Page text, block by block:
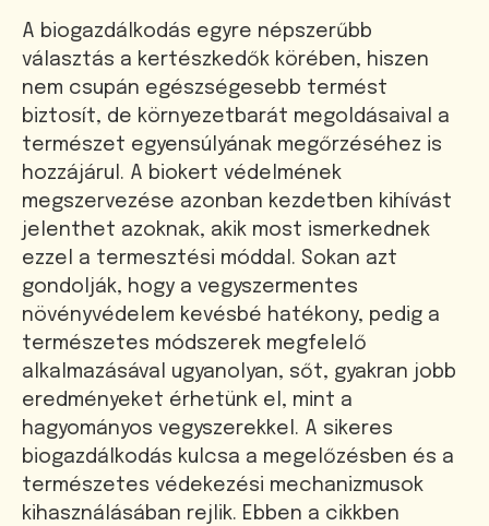
A biogazdálkodás egyre népszerűbb
választás a kertészkedők körében, hiszen
nem csupán egészségesebb termést
biztosít, de környezetbarát megoldásaival a
természet egyensúlyának megőrzéséhez is
hozzájárul. A biokert védelmének
megszervezése azonban kezdetben kihívást
jelenthet azoknak, akik most ismerkednek
ezzel a termesztési móddal. Sokan azt
gondolják, hogy a vegyszermentes
növényvédelem kevésbé hatékony, pedig a
természetes módszerek megfelelő
alkalmazásával ugyanolyan, sőt, gyakran jobb
eredményeket érhetünk el, mint a
hagyományos vegyszerekkel. A sikeres
biogazdálkodás kulcsa a megelőzésben és a
természetes védekezési mechanizmusok
kihasználásában rejlik. Ebben a cikkben